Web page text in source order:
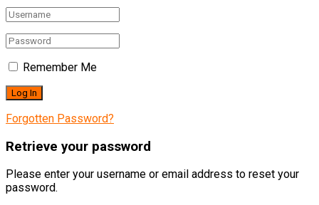
Remember Me
Forgotten Password?
Retrieve your password
Please enter your username or email address to reset your
password.